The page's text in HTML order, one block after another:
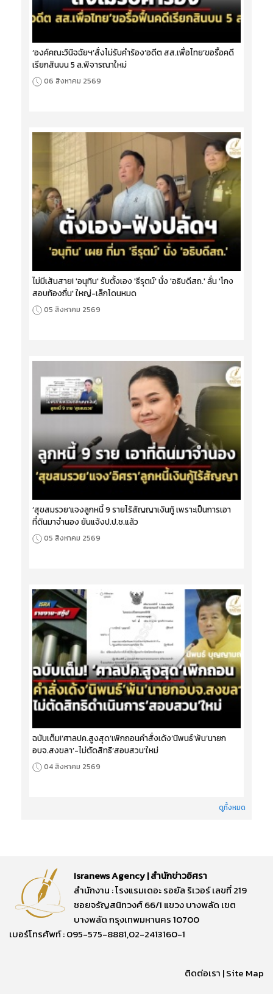
‘องค์คณะวินิจฉัยฯ’สั่งไม่รับคำร้อง‘อดีต สส.เพื่อไทย’ขอรื้อคดี
เรียกสินบน 5 ล.พิจารณาใหม่
06 สิงหาคม 2569
ไม่มีเส้นสาย! 'อนุทิน' รับตั้งเอง 'ธีรุตม์' นั่ง 'อธิบดีสถ.' ลั่น 'โกง
สอบท้องถิ่น' ใหญ่-เล็กโดนหมด
05 สิงหาคม 2569
‘สุขสมรวย’แจงลูกหนี้ 9 รายไร้สัญญาเงินกู้ เพราะเป็นการเอา
ที่ดินมาจำนอง ยันแจ้งป.ป.ช.แล้ว
05 สิงหาคม 2569
ฉบับเต็ม!‘ศาลปค.สูงสุด’เพิกถอนคำสั่งเด้ง‘นิพนธ์’พ้น‘นายก
อบจ.สงขลา’-ไม่ตัดสิทธิ‘สอบสวน’ใหม่
04 สิงหาคม 2569
ดูทั้งหมด
Isranews Agency | สำนักข่าวอิศรา
สำนักงาน : โรงแรมเดอะ รอยัล ริเวอร์ เลขที่ 219
ซอยจรัญสนิทวงศ์ 66/1 แขวง บางพลัด เขต
บางพลัด กรุงเทพมหานคร 10700
เบอร์โทรศัพท์ : 095-575-8881,02-2413160-1
ติดต่อเรา |Site Map